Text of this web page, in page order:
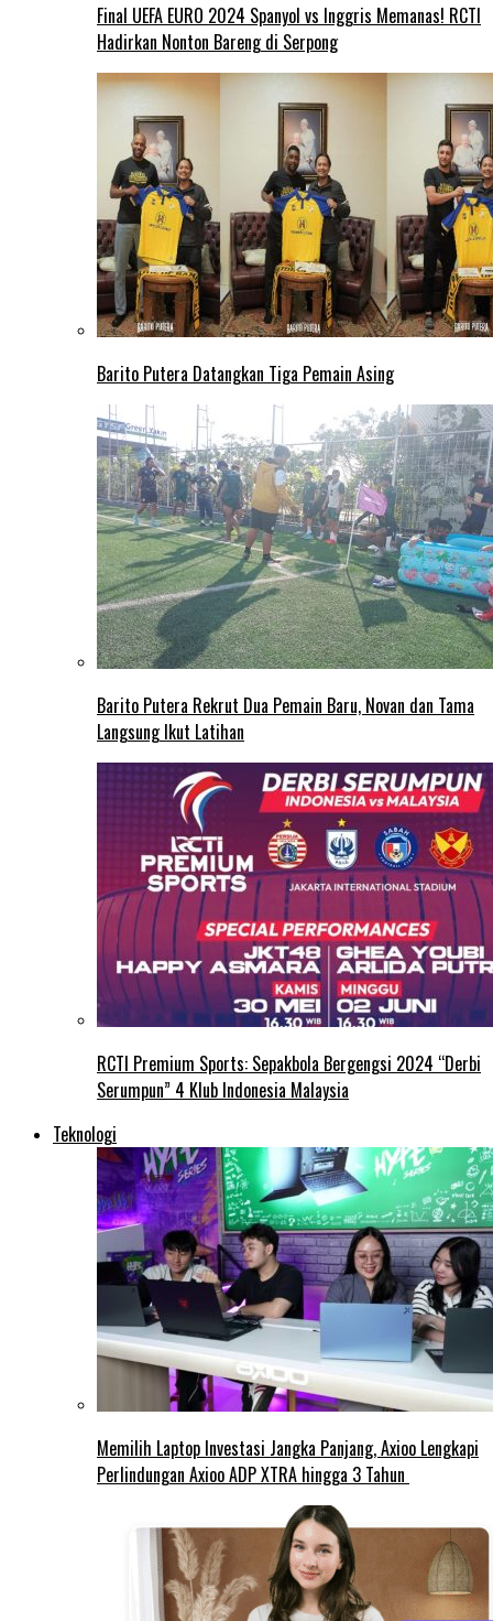
Final UEFA EURO 2024 Spanyol vs Inggris Memanas! RCTI
Hadirkan Nonton Bareng di Serpong
Barito Putera Datangkan Tiga Pemain Asing
Barito Putera Rekrut Dua Pemain Baru, Novan dan Tama
Langsung Ikut Latihan
RCTI Premium Sports: Sepakbola Bergengsi 2024 “Derbi
Serumpun” 4 Klub Indonesia Malaysia
Teknologi
Memilih Laptop Investasi Jangka Panjang, Axioo Lengkapi
Perlindungan Axioo ADP XTRA hingga 3 Tahun